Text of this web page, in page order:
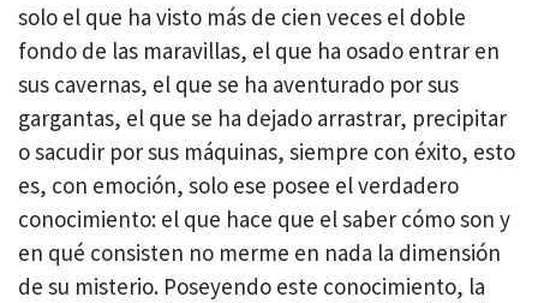
solo el que ha visto más de cien veces el doble
fondo de las maravillas, el que ha osado entrar en
sus cavernas, el que se ha aventurado por sus
gargantas, el que se ha dejado arrastrar, precipitar
o sacudir por sus máquinas, siempre con éxito, esto
es, con emoción, solo ese posee el verdadero
conocimiento: el que hace que el saber cómo son y
en qué consisten no merme en nada la dimensión
de su misterio. Poseyendo este conocimiento, la